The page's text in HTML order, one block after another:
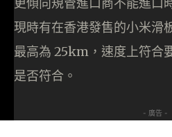
更傾向規管進口商不能進口
現時有在香港發售的小米滑
最高為 25km，速度上符合
是否符合。
- 廣告 -